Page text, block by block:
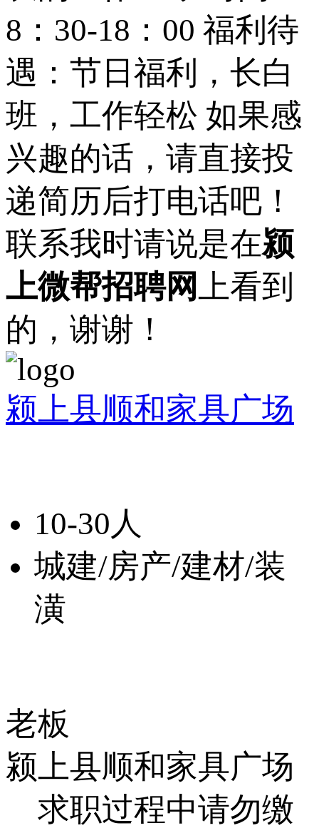
8：30-18：00 福利待
遇：节日福利，长白
班，工作轻松 如果感
兴趣的话，请直接投
递简历后打电话吧！
联系我时请说是在颍
上微帮招聘网
上看到
的，谢谢！
颍上县顺和家具广场
10-30人
城建/房产/建材/装
潢
老板
颍上县顺和家具广场
求职过程中请勿缴